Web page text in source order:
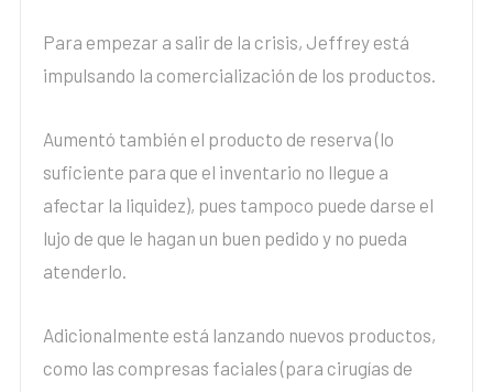
Para empezar a salir de la crisis, Jeffrey está
impulsando la comercialización de los productos.
Aumentó también el producto de reserva (lo
suficiente para que el inventario no llegue a
afectar la liquidez), pues tampoco puede darse el
lujo de que le hagan un buen pedido y no pueda
atenderlo.
Adicionalmente está lanzando nuevos productos,
como las compresas faciales (para cirugías de